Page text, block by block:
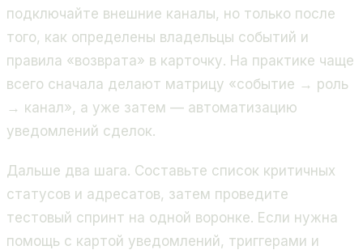
подключайте внешние каналы, но только после
того, как определены владельцы событий и
правила «возврата» в карточку. На практике чаще
всего сначала делают матрицу «событие → роль
→ канал», а уже затем — автоматизацию
уведомлений сделок.
Дальше два шага. Составьте список критичных
статусов и адресатов, затем проведите
тестовый спринт на одной воронке. Если нужна
помощь с картой уведомлений, триггерами и